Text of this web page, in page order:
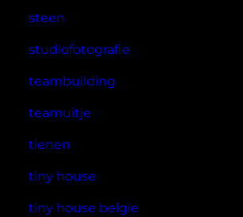
steen
studiofotografie
teambuilding
teamuitje
tienen
tiny house
tiny house belgie